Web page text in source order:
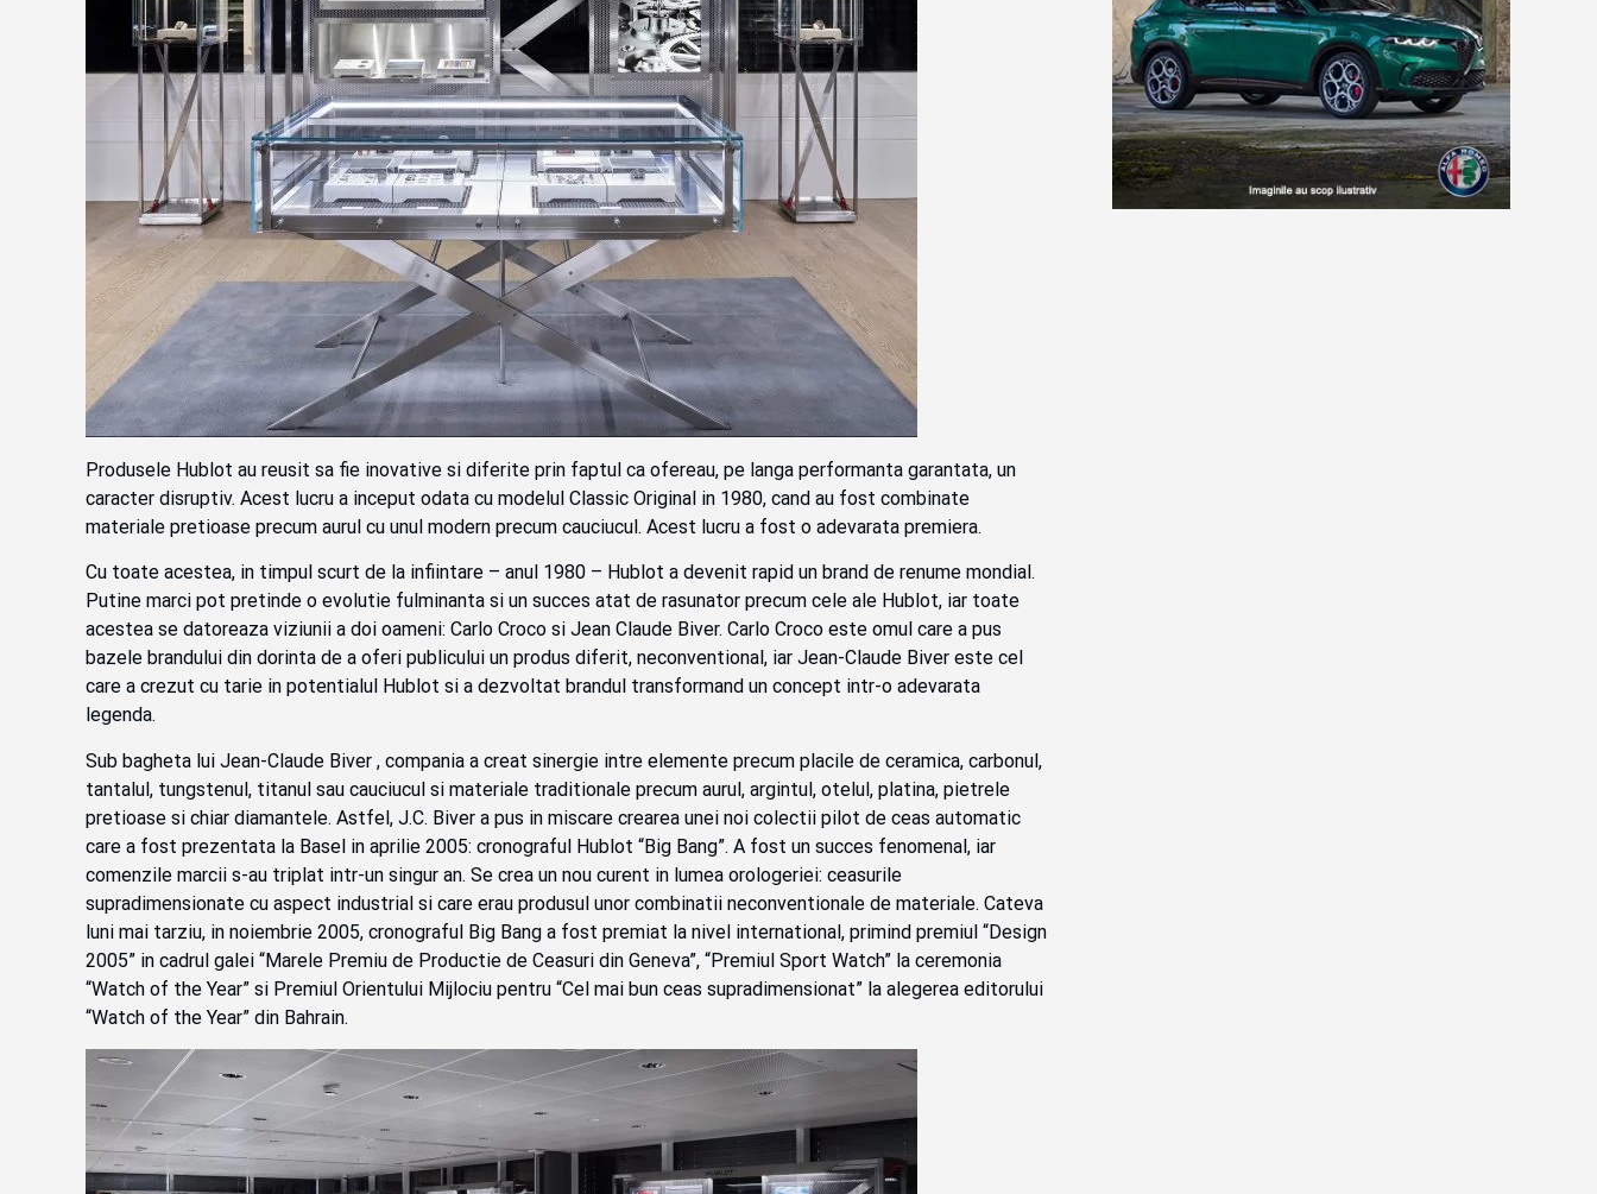
Produsele Hublot au reusit sa fie inovative si diferite prin faptul ca ofereau, pe langa performanta garantata, un
caracter disruptiv. Acest lucru a inceput odata cu modelul Classic Original in 1980, cand au fost combinate
materiale pretioase precum aurul cu unul modern precum cauciucul. Acest lucru a fost o adevarata premiera.
Cu toate acestea, in timpul scurt de la infiintare – anul 1980 – Hublot a devenit rapid un brand de renume mondial.
Putine marci pot pretinde o evolutie fulminanta si un succes atat de rasunator precum cele ale Hublot, iar toate
acestea se datoreaza viziunii a doi oameni: Carlo Croco si Jean Claude Biver. Carlo Croco este omul care a pus
bazele brandului din dorinta de a oferi publicului un produs diferit, neconventional, iar Jean-Claude Biver este cel
care a crezut cu tarie in potentialul Hublot si a dezvoltat brandul transformand un concept intr-o adevarata
legenda.
Sub bagheta lui Jean-Claude Biver , compania a creat sinergie intre elemente precum placile de ceramica, carbonul,
tantalul, tungstenul, titanul sau cauciucul si materiale traditionale precum aurul, argintul, otelul, platina, pietrele
pretioase si chiar diamantele. Astfel, J.C. Biver a pus in miscare crearea unei noi colectii pilot de ceas automatic
care a fost prezentata la Basel in aprilie 2005: cronograful Hublot “Big Bang”. A fost un succes fenomenal, iar
comenzile marcii s-au triplat intr-un singur an. Se crea un nou curent in lumea orologeriei: ceasurile
supradimensionate cu aspect industrial si care erau produsul unor combinatii neconventionale de materiale. Cateva
luni mai tarziu, in noiembrie 2005, cronograful Big Bang a fost premiat la nivel international, primind premiul “Design
2005” in cadrul galei “Marele Premiu de Productie de Ceasuri din Geneva”, “Premiul Sport Watch” la ceremonia
“Watch of the Year” si Premiul Orientului Mijlociu pentru “Cel mai bun ceas supradimensionat” la alegerea editorului
“Watch of the Year” din Bahrain.